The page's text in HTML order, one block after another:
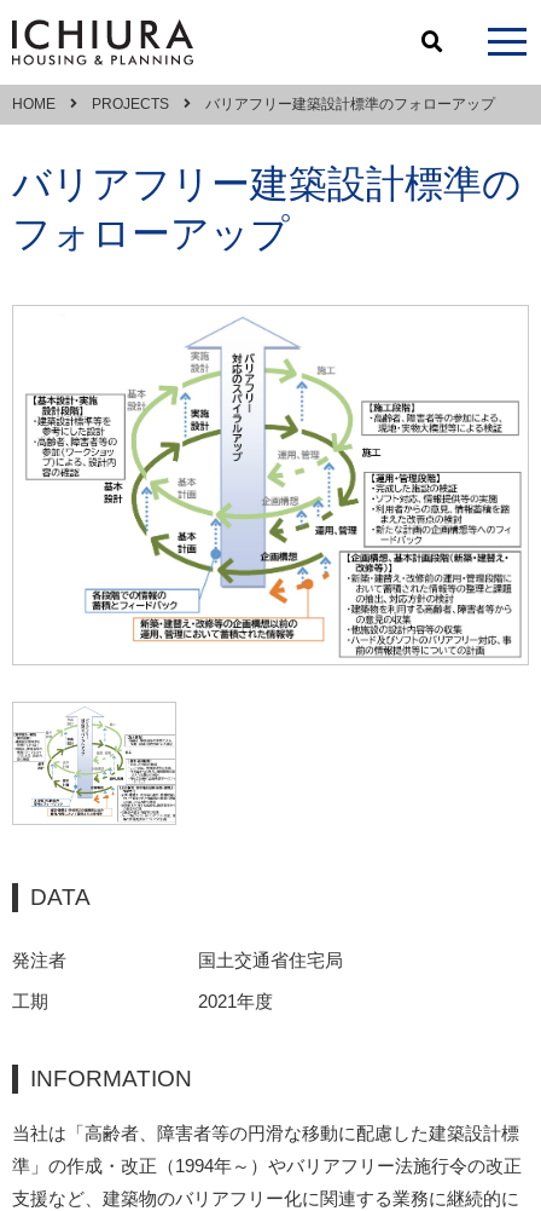
HOME PROJECTS バリアフリー建築設計標準のフォローアップ
バリアフリー建築設計標準の
フォローアップ
DATA
発注者
国土交通省住宅局
工期
2021年度
INFORMATION
当社は「高齢者、障害者等の円滑な移動に配慮した建築設計標
準」の作成・改正（1994年～）やバリアフリー法施行令の改正
支援など、建築物のバリアフリー化に関連する業務に継続的に